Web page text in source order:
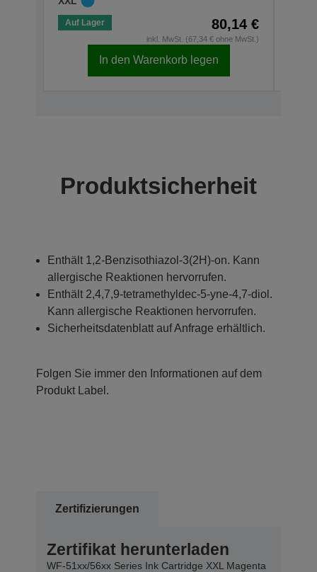
Auf Lager 80,14 €
inkl. MwSt. (67,34 € ohne MwSt.)
In den Warenkorb legen
Produktsicherheit
Enthält 1,2-Benzisothiazol-3(2H)-on. Kann
allergische Reaktionen hervorrufen.
Enthält 2,4,7,9-tetramethyldec-5-yne-4,7-diol.
Kann allergische Reaktionen hervorrufen.
Sicherheitsdatenblatt auf Anfrage erhältlich.
Folgen Sie immer den Informationen auf dem
Produkt Label.
Zertifizierungen
Zertifikat herunterladen
WF-51xx/56xx Series Ink Cartridge XXL Magenta